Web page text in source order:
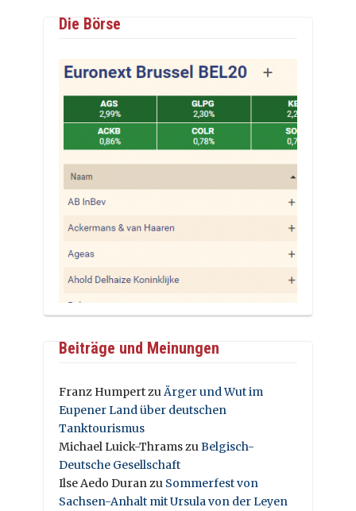
Die Börse
Beiträge und Meinungen
Franz Humpert zu Ärger und Wut im
Eupener Land über deutschen
Tanktourismus
Michael Luick-Thrams zu Belgisch-
Deutsche Gesellschaft
Ilse Aedo Duran zu Sommerfest von
Sachsen-Anhalt mit Ursula von der Leyen